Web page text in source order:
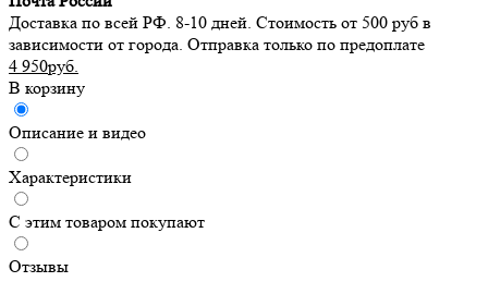
Доставка по всей РФ. 8-10 дней. Стоимость от 500 руб в
зависимости от города. Отправка только по предоплате
4 950руб.
В корзину
Описание и видео
Характеристики
С этим товаром покупают
Отзывы